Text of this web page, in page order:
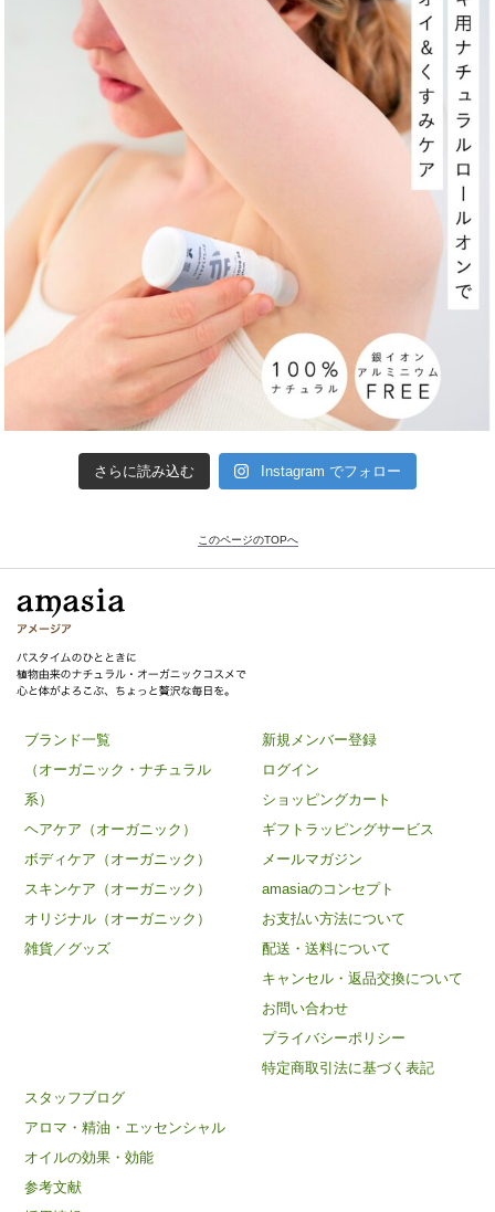
さらに読み込む Instagram でフォロー
このページのTOPへ
ブランド一覧
（オーガニック・ナチュラル
系）
ヘアケア（オーガニック）
ボディケア（オーガニック）
スキンケア（オーガニック）
オリジナル（オーガニック）
雑貨／グッズ
新規メンバー登録
ログイン
ショッピングカート
ギフトラッピングサービス
メールマガジン
amasiaのコンセプト
お支払い方法について
配送・送料について
キャンセル・返品交換について
お問い合わせ
プライバシーポリシー
特定商取引法に基づく表記
スタッフブログ
アロマ・精油・エッセンシャル
オイルの効果・効能
参考文献
amasiaの最新記事とお得情報をお届け